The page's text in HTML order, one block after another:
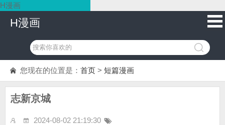
H漫画
H漫画
您现在的位置是： 首页 > 短篇漫画
志新京城
2024-08-02 21:19:30